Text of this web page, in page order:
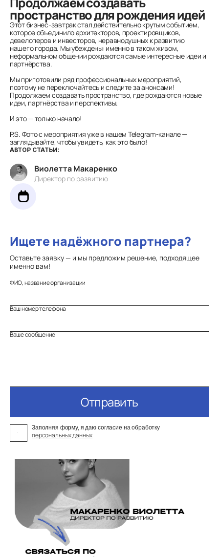
пространство для рождения идей
Этот бизнес-завтрак стал действительно крутым событием,
которое объединило архитекторов, проектировщиков,
девелоперов и инвесторов, неравнодушных к развитию
нашего города. Мы убеждены: именно в таком живом,
неформальном общении рождаются самые интересные идеи и
партнёрства.
Мы приготовили ряд профессиональных мероприятий,
поэтому не переключайтесь и следите за анонсами!
Продолжаем создавать пространство, где рождаются новые
идеи, партнёрства и перспективы.
И это — только начало!
P.S. Фото с мероприятия уже в нашем Telegram-канале —
заглядывайте, чтобы увидеть, как это было!
АВТОР СТАТЬИ:
Виолетта Макаренко
Директор по развитию
Ищете надёжного партнера?
Оставьте заявку — и мы предложим решение, подходящее
именно вам!
ФИО, название организации
Ваш номер телефона
Ваше сообщение
Отправить
Заполняя форму, я даю согласие на обработку
персональных данных